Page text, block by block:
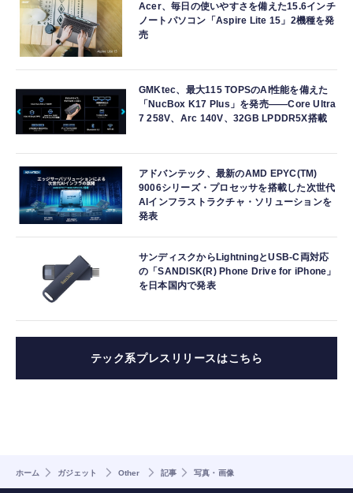
Acer、毎日の使いやすさを備えた15.6インチ
ノートパソコン「Aspire Lite 15」2機種を発
売
GMKtec、最大115 TOPSのAI性能を備えた
「NucBox K17 Plus」を発売――Core Ultra
7 258V、Arc 140V、32GB LPDDR5X搭載
アドバンテック、最新のAMD EPYC(TM)
9006シリーズ・プロセッサを搭載した次世代
AIインフラストラクチャ・ソリューションを
発表
サンディスクからLightningとUSB-C両対応
の「SANDISK(R) Phone Drive for iPhone」
を日本国内で発表
テック系プレスリリースはこちら
ホーム ガジェット Other 記事 写真・画像